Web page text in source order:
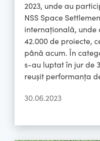
2023, unde au
NSS Space
internațională, unde
42.000 de proiecte,
până acum. În
s-au luptat în jur de
reușit performanța
30.06.2023